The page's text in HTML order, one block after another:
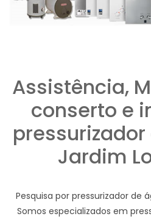
Assistência,
conserto e
Jardim
Pesquisa por pressurizador de
Somos especializados em